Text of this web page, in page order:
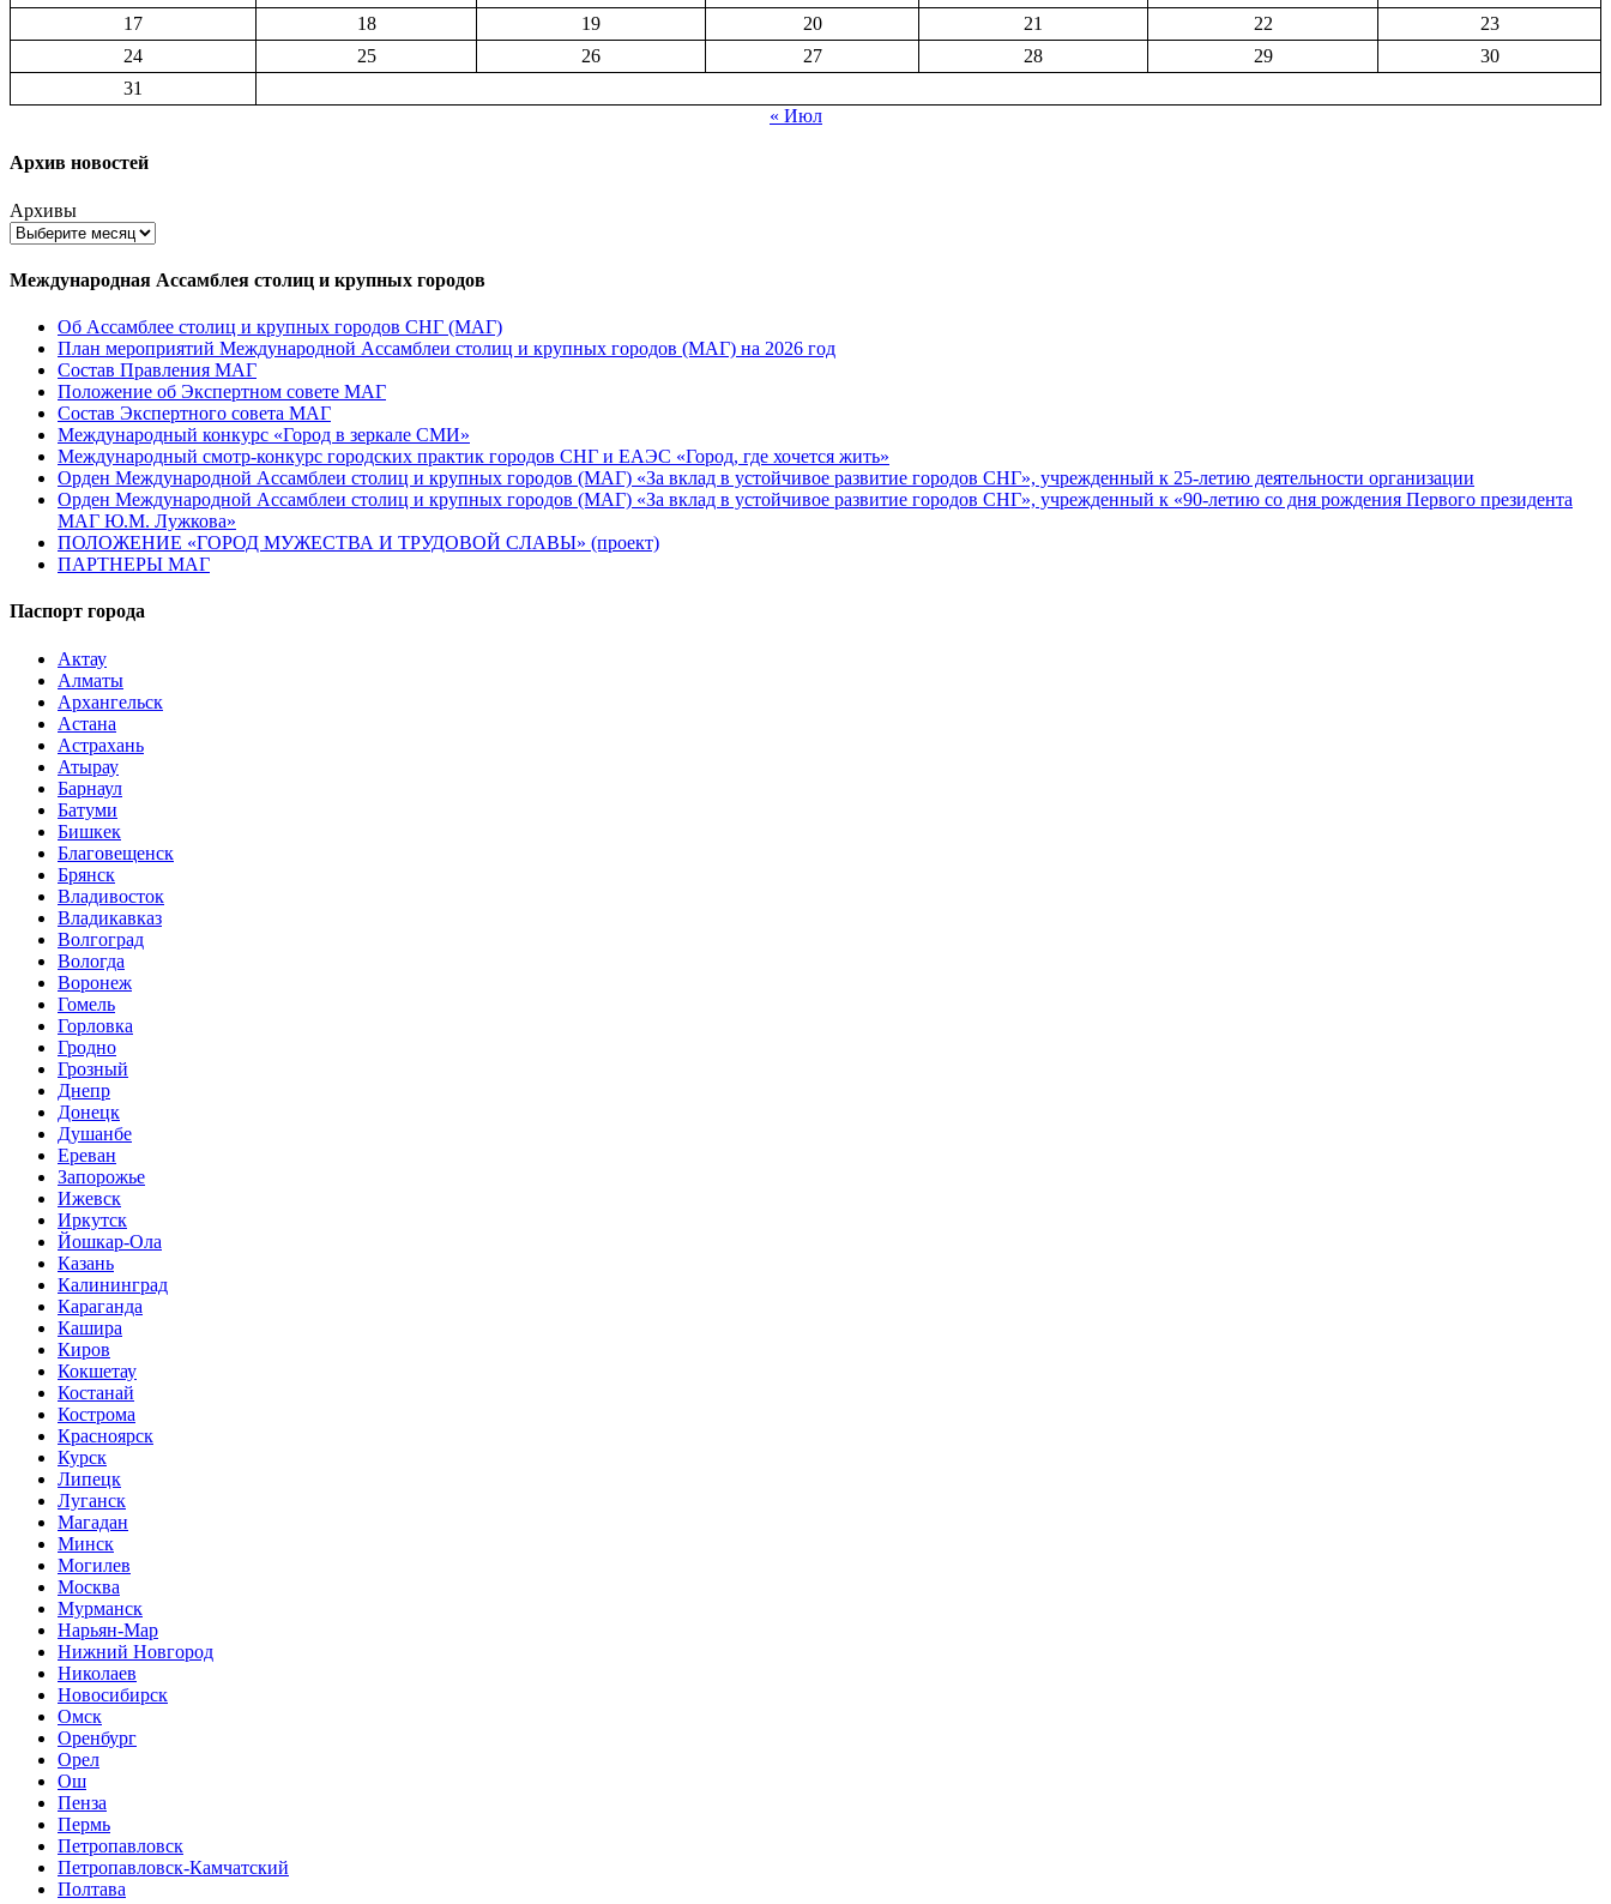
17
18 19 20 21 22
23
24
25 26 27 28 29
30
31
« Июл
Архив новостей
Архивы
Международная Ассамблея столиц и крупных городов
Об Ассамблее столиц и крупных городов СНГ (МАГ)
План мероприятий Международной Ассамблеи столиц и крупных городов (МАГ) на 2026 год
Состав Правления МАГ
Положение об Экспертном совете МАГ
Состав Экспертного совета МАГ
Международный конкурс «Город в зеркале СМИ»
Международный смотр-конкурс городских практик городов СНГ и ЕАЭС «Город, где хочется жить»
Орден Международной Ассамблеи столиц и крупных городов (МАГ) «За вклад в устойчивое развитие городов СНГ», учрежденный к 25-летию деятельности организации
Орден Международной Ассамблеи столиц и крупных городов (МАГ) «За вклад в устойчивое развитие городов СНГ», учрежденный к «90-летию со дня рождения Первого президента
МАГ Ю.М. Лужкова»
ПОЛОЖЕНИЕ «ГОРОД МУЖЕСТВА И ТРУДОВОЙ СЛАВЫ» (проект)
ПАРТНЕРЫ МАГ
Паспорт города
Актау
Алматы
Архангельск
Астана
Астрахань
Атырау
Барнаул
Батуми
Бишкек
Благовещенск
Брянск
Владивосток
Владикавказ
Волгоград
Вологда
Воронеж
Гомель
Горловка
Гродно
Грозный
Днепр
Донецк
Душанбе
Ереван
Запорожье
Ижевск
Иркутск
Йошкар-Ола
Казань
Калининград
Караганда
Кашира
Киров
Кокшетау
Костанай
Кострома
Красноярск
Курск
Липецк
Луганск
Магадан
Минск
Могилев
Москва
Мурманск
Нарьян-Мар
Нижний Новгород
Николаев
Новосибирск
Омск
Оренбург
Орел
Ош
Пенза
Пермь
Петропавловск
Петропавловск-Камчатский
Полтава